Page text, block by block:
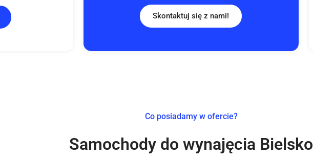
Skontaktuj się z nami!
Co posiadamy w ofercie?
Samochody do wynajęcia Bielsko